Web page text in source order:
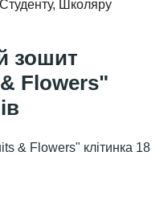
Студенту Школяру
зошит
Flowers"
& Flowers" клітинка 18